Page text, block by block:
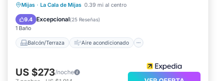
Mijas · La Cala de Mijas 0.39 mi al centro
9.4 Excepcional(25 Reseñas)
1 Baño
Balcón/Terraza Aire acondicionado
Balcón/Terraza
Aire acondicionado
Internet
Apto para niños
US $273/noche